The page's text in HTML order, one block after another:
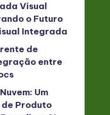
Visual
o Futuro
Integrada
de
entre
Um
Produto